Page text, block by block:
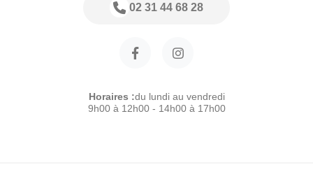
02 31 44 68 28
Horaires :du lundi au vendredi
9h00 à 12h00 - 14h00 à 17h00